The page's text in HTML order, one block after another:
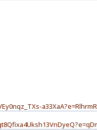
a33XaA?e=RlhrmR